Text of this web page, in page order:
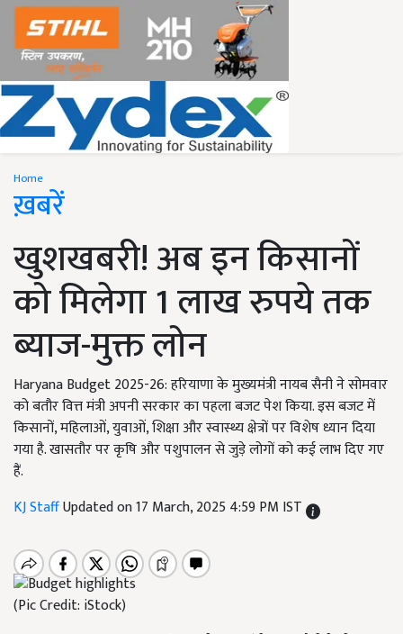
Home
ख़बरें
खुशखबरी! अब इन किसानों
को मिलेगा 1 लाख रुपये तक
ब्याज-मुक्त लोन
Haryana Budget 2025-26: हरियाणा के मुख्यमंत्री नायब सैनी ने सोमवार
को बतौर वित्त मंत्री अपनी सरकार का पहला बजट पेश किया. इस बजट में
किसानों, महिलाओं, युवाओं, शिक्षा और स्वास्थ्य क्षेत्रों पर विशेष ध्यान दिया
गया है. खासतौर पर कृषि और पशुपालन से जुड़े लोगों को कई लाभ दिए गए
हैं.
KJ StaffUpdated on 17 March, 2025 4:59 PM IST
(Pic Credit: iStock)